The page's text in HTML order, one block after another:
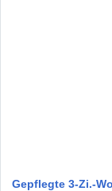
Gepflegte 3-Zi.-